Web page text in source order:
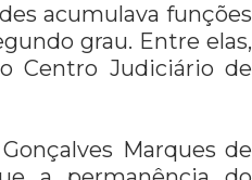
acumulava funções
grau. Entre elas,
Centro Judiciário de
Marques de